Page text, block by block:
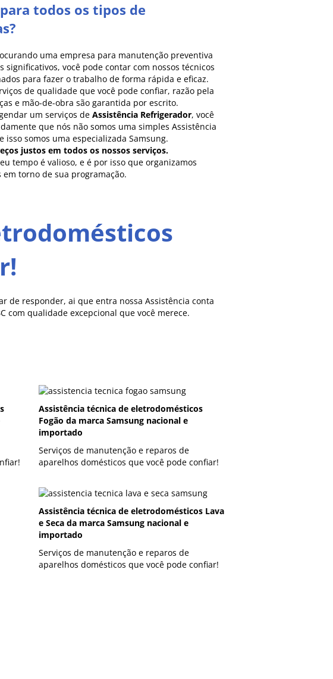
todos os tipos de
uma empresa para manutenção preventiva
significativos, você pode contar com nossos técnicos
para fazer o trabalho de forma rápida e eficaz.
de qualidade que você pode confiar, razão pela
e mão-de-obra são garantida por escrito.
um serviços de Assistência Refrigerador, você
que nós não somos uma simples Assistência
isso somos uma especializada Samsung.
justos em todos os nossos serviços.
tempo é valioso, e é por isso que organizamos
em torno de sua programação.
de responder, ai que entra nossa Assistência conta
com qualidade excepcional que você merece.
Assistência técnica de eletrodomésticos
Fogão da marca Samsung nacional e
importado
Serviços de manutenção e reparos de
aparelhos domésticos que você pode confiar!
Assistência técnica de eletrodomésticos Lava
e Seca da marca Samsung nacional e
importado
Serviços de manutenção e reparos de
aparelhos domésticos que você pode confiar!